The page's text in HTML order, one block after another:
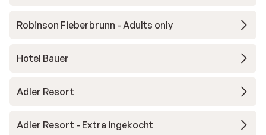
Robinson Fieberbrunn - Adults only
Hotel Bauer
Adler Resort
Adler Resort - Extra ingekocht